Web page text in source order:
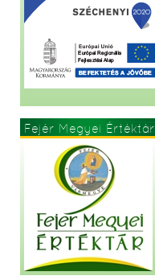
Fejér Megyei Értéktár